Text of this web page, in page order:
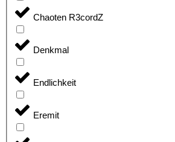
Chaoten R3cordZ
Denkmal
Endlichkeit
Eremit